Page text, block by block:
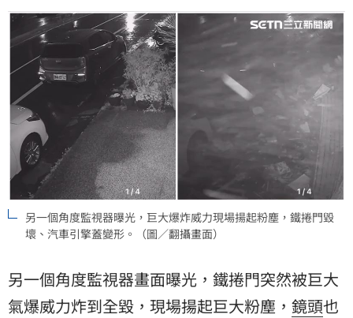
另一個角度監視器曝光，巨大爆炸威力現場揚起粉塵，鐵捲門毀
壞、汽車引擎蓋變形。（圖／翻攝畫面）
另一個角度監視器畫面曝光，鐵捲門突然被巨大
氣爆威力炸到全毀，現場揚起巨大粉塵， 鏡頭也